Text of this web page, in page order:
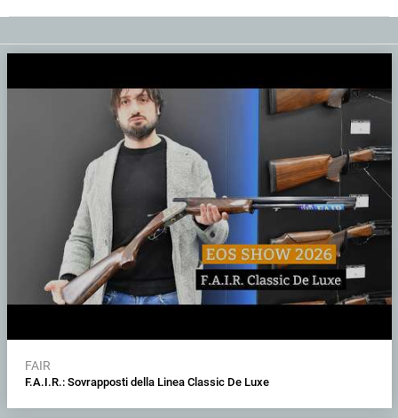
FAIR
F.A.I.R.: Sovrapposti della Linea Classic De Luxe